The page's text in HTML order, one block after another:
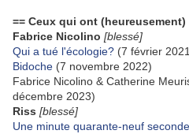
== Ceux qui ont (heureusement)
Fabrice Nicolino [blessé]
Qui a tué l'écologie? (7 février
Bidoche (7 novembre 2022)
Fabrice Nicolino & Catherine
décembre 2023)
Riss [blessé]
Une minute quarante-neuf